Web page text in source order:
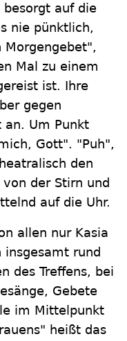
auf die
nie pünktlich,
Mal zu einem
ist. Ihre
gegen
an. Um Punkt
Gott". "Puh",
den
der Stirn und
auf die Uhr.
allen nur Kasia
rund
des Treffens, bei
Gebete
im Mittelpunkt
heißt das